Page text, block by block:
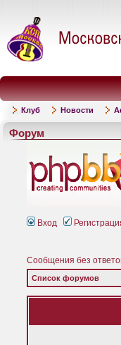
Клуб Новости
Форум
Вход
Сообщения без
Список форумов